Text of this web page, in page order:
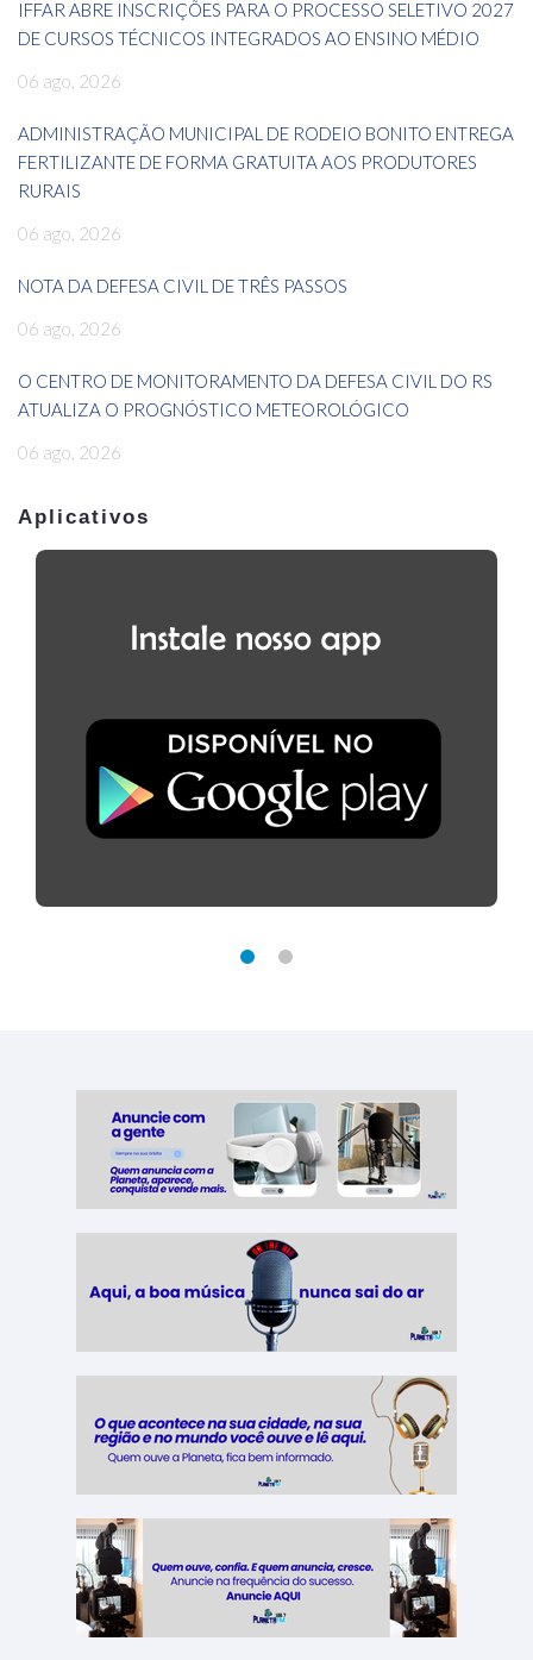
IFFAR ABRE INSCRIÇÕES PARA O PROCESSO SELETIVO 2027
DE CURSOS TÉCNICOS INTEGRADOS AO ENSINO MÉDIO
06 ago, 2026
ADMINISTRAÇÃO MUNICIPAL DE RODEIO BONITO ENTREGA
FERTILIZANTE DE FORMA GRATUITA AOS PRODUTORES
RURAIS
06 ago, 2026
NOTA DA DEFESA CIVIL DE TRÊS PASSOS
06 ago, 2026
O CENTRO DE MONITORAMENTO DA DEFESA CIVIL DO RS
ATUALIZA O PROGNÓSTICO METEOROLÓGICO
06 ago, 2026
Aplicativos